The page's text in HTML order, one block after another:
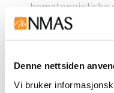
Denne nettsiden
Vi bruker
hematopoietiske
Spesialisert fokus:
Innovativ